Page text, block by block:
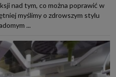
nad tym, co można poprawić w
myślimy o zdrowszym stylu
...